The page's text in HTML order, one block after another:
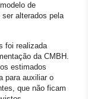
de
alterados pela
foi realizada
da CMBH.
estimados
para auxiliar o
que não ficam